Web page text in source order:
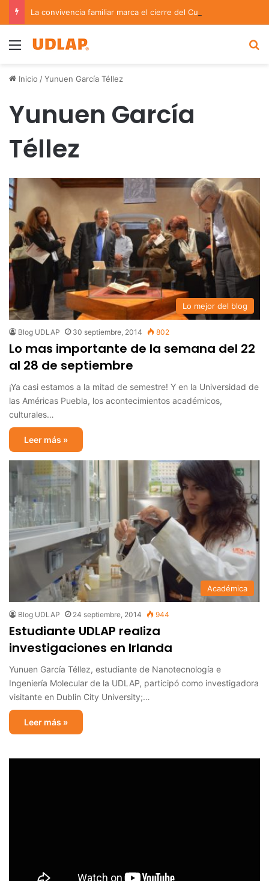
Menu
Inicio /Yunuen García Téllez
Yunuen García
Téllez
Lo mejor del blog
Blog UDLAP 30 septiembre, 2014 802
Lo mas importante de la semana del 22
al 28 de septiembre
¡Ya casi estamos a la mitad de semestre! Y en la Universidad de
las Américas Puebla, los acontecimientos académicos,
culturales…
Leer más »
Académica
Blog UDLAP 24 septiembre, 2014 944
Estudiante UDLAP realiza
investigaciones en Irlanda
Yunuen García Téllez, estudiante de Nanotecnología e
Ingeniería Molecular de la UDLAP, participó como investigadora
visitante en Dublin City University;…
Leer más »